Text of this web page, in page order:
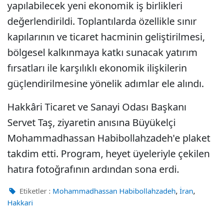
yapılabilecek yeni ekonomik iş birlikleri
değerlendirildi. Toplantılarda özellikle sınır
kapılarının ve ticaret hacminin geliştirilmesi,
bölgesel kalkınmaya katkı sunacak yatırım
fırsatları ile karşılıklı ekonomik ilişkilerin
güçlendirilmesine yönelik adımlar ele alındı.
Hakkâri Ticaret ve Sanayi Odası Başkanı
Servet Taş, ziyaretin anısına Büyükelçi
Mohammadhassan Habibollahzadeh'e plaket
takdim etti. Program, heyet üyeleriyle çekilen
hatıra fotoğrafının ardından sona erdi.
Etiketler : Mohammadhassan Habibollahzadeh, İran,
Hakkari